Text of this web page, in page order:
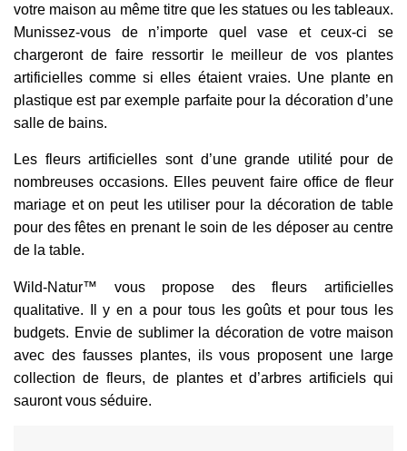
votre maison au même titre que les statues ou les tableaux.
Munissez-vous de n’importe quel vase et ceux-ci se
chargeront de faire ressortir le meilleur de vos plantes
artificielles comme si elles étaient vraies. Une plante en
plastique est par exemple parfaite pour la décoration d’une
salle de bains.
Les fleurs artificielles sont d’une grande utilité pour de
nombreuses occasions. Elles peuvent faire office de fleur
mariage et on peut les utiliser pour la décoration de table
pour des fêtes en prenant le soin de les déposer au centre
de la table.
Wild-Natur™ vous propose des fleurs artificielles
qualitative. Il y en a pour tous les goûts et pour tous les
budgets. Envie de sublimer la décoration de votre maison
avec des fausses plantes, ils vous proposent une large
collection de fleurs, de plantes et d’arbres artificiels qui
sauront vous séduire.